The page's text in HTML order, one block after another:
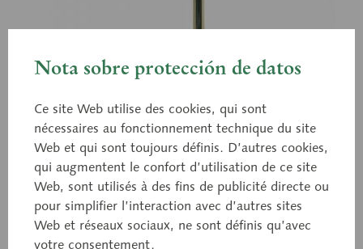
MS 11
Nota sobre protección de datos
Ce site Web utilise des cookies, qui sont
nécessaires au fonctionnement technique du site
Web et qui sont toujours définis. D’autres cookies,
qui augmentent le confort d’utilisation de ce site
Web, sont utilisés à des fins de publicité directe ou
pour simplifier l’interaction avec d’autres sites
Web et réseaux sociaux, ne sont définis qu’avec
votre consentement.